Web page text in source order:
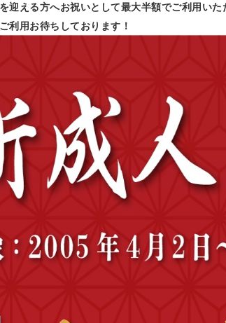
迎える方へお祝いとして最大半額でご利用いた
利用お待ちしております！